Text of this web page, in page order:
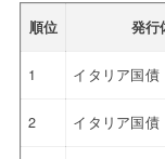
順位 発行
1 イタリア国債
2 イタリア国債